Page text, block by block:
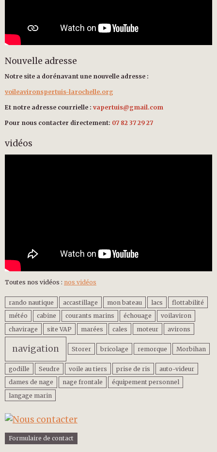
Nouvelle adresse
Notre site a dorénavant une nouvelle adresse :
voileavironspertuis-larochelle.org
Et notre adresse courrielle : vapertuis@gmail.com
Pour nous contacter directement: 07 82 37 29 27
vidéos
Toutes nos vidéos : nos vidéos
rando nautique accastillage mon bateau lacs
flottabilité
météo
cabine courants marins échouage
voilaviron
chavirage
site VAP marées cales moteur avirons
navigation Storer bricolage remorque Morbihan
godille Seudre voile au tiers prise de ris
auto-videur
dames de nage
nage frontale
équipement personnel
langage marin
Formulaire de contact